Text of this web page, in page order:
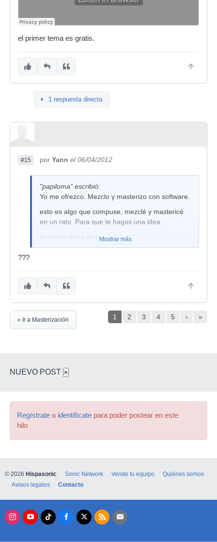
el primer tema es gratis.
1 respuesta directa
#15 por Yann el 06/04/2012
"papiloma" escribió:
Yo me ofrezco. Mezclo y masterizo con software.
esto es algo que compuse, mezclé y mastericé
en un rato. Para que te hagas una idea.
el primer tema es gratis.Mostrar más
???
1 2 3 4 5 › »
« Ir a Masterización
NUEVO POST ×
Regístrate o identifícate para poder postear en este
hilo
© 2026 Hispasonic Sonic Network Vende tu equipo
Quiénes somos
Avisos legales
Contacto